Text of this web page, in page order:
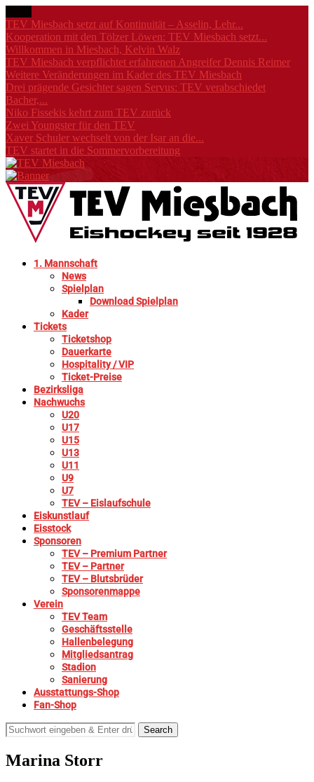
TEV Miesbach setzt auf Kontinuität – Asselin, Lehr...
Kooperation mit den Tölzer Löwen: TEV Miesbach setzt...
Willkommen in Miesbach, Kelvin Walz
TEV Miesbach verpflichtet erfahrenen Angreifer Dennis Reimer
Weitere Veränderungen im Kader des TEV Miesbach
Drei prägende Gesichter sagen Servus: TEV verabschiedet
Bacher,...
Niko Fissekis kehrt zum TEV zurück
Zwei Youngster für den TEV
Xaver Schuler wechselt von der Isar an die...
TEV startet in die Sommervorbereitung
1. Mannschaft
News
Spielplan
Download Spielplan
Kader
Tickets
Ticketshop
Dauerkarte
Hospitality / VIP
Ticket-Preise
Bezirksliga
Nachwuchs
U20
U17
U15
U13
U11
U9
U7
TEV – Eislaufschule
Eiskunstlauf
Eisstock
Sponsoren
TEV – Premium Partner
TEV – Partner
TEV – Blutsbrüder
Sponsorenmappe
Verein
TEV Team
Geschäftsstelle
Hallenbelegung
Mitgliedsantrag
Stadion
Sanierung
Ausstattungs-Shop
Fan-Shop
Search
Marina Storr